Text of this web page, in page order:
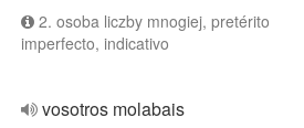
2. osoba liczby mnogiej, pretérito
imperfecto, indicativo
vosotros molabais